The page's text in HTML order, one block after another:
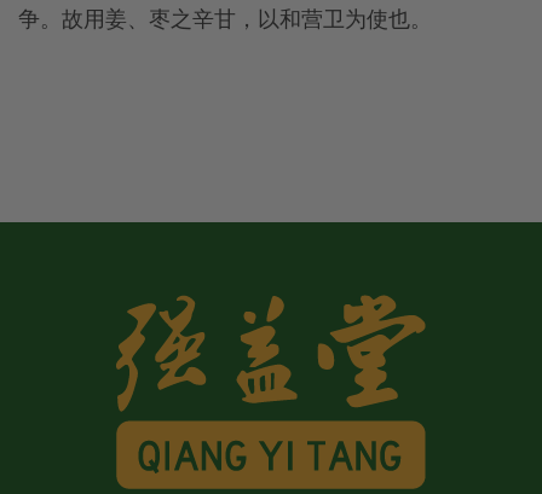
争。故用姜、枣之辛甘，以和营卫为使也。